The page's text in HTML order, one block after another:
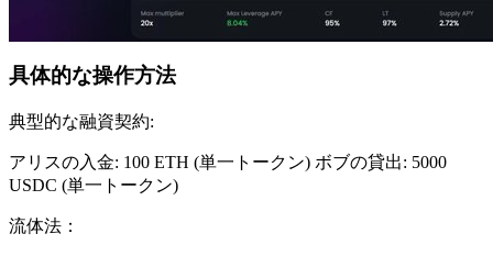
具体的な操作方法
典型的な融資契約:
アリスの入金: 100 ETH (単一トークン) ボブの貸出: 5000
USDC (単一トークン)
流体法：